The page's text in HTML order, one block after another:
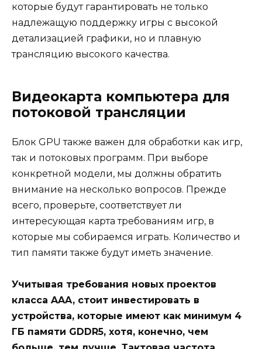
которые будут гарантировать не только
надлежащую поддержку игры с высокой
детализацией графики, но и плавную
трансляцию высокого качества.
Видеокарта компьютера для
потоковой трансляции
Блок GPU также важен для обработки как игр,
так и потоковых программ. При выборе
конкретной модели, мы должны обратить
внимание на несколько вопросов. Прежде
всего, проверьте, соответствует ли
интересующая карта требованиям игр, в
которые мы собираемся играть. Количество и
тип памяти также будут иметь значение.
Учитывая требования новых проектов
класса AAA, стоит инвестировать в
устройства, которые имеют как минимум 4
ГБ памяти GDDR5, хотя, конечно, чем